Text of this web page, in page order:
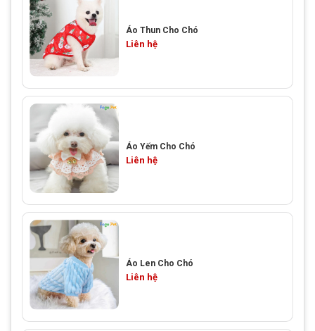
Áo Thun Cho Chó
Liên hệ
Áo Yếm Cho Chó
Liên hệ
Áo Len Cho Chó
Liên hệ